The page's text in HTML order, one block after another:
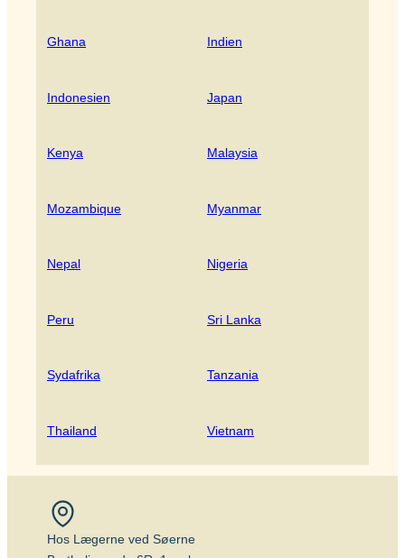
Ghana Indien
Indonesien Japan
Kenya Malaysia
Mozambique Myanmar
Nepal Nigeria
Peru Sri Lanka
Sydafrika Tanzania
Thailand Vietnam
Hos Lægerne ved Søerne